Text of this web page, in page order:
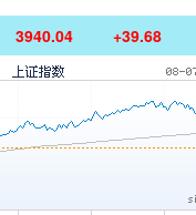
3940.04 +39.68